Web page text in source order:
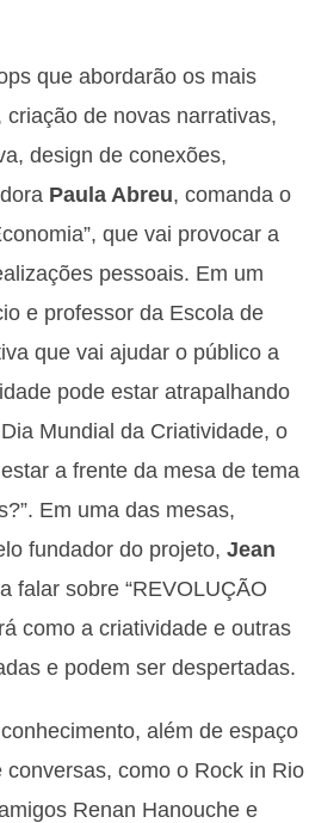
que abordarão os mais
de novas narrativas,
design de conexões,
Paula Abreu, comanda o
que vai provocar a
pessoais. Em um
e professor da Escola de
que vai ajudar o público a
pode estar atrapalhando
Mundial da Criatividade, o
a frente da mesa de tema
Em uma das mesas,
fundador do projeto, Jean
falar sobre “REVOLUÇÃO
como a criatividade e outras
e podem ser despertadas.
além de espaço
como o Rock in Rio
Renan Hanouche e